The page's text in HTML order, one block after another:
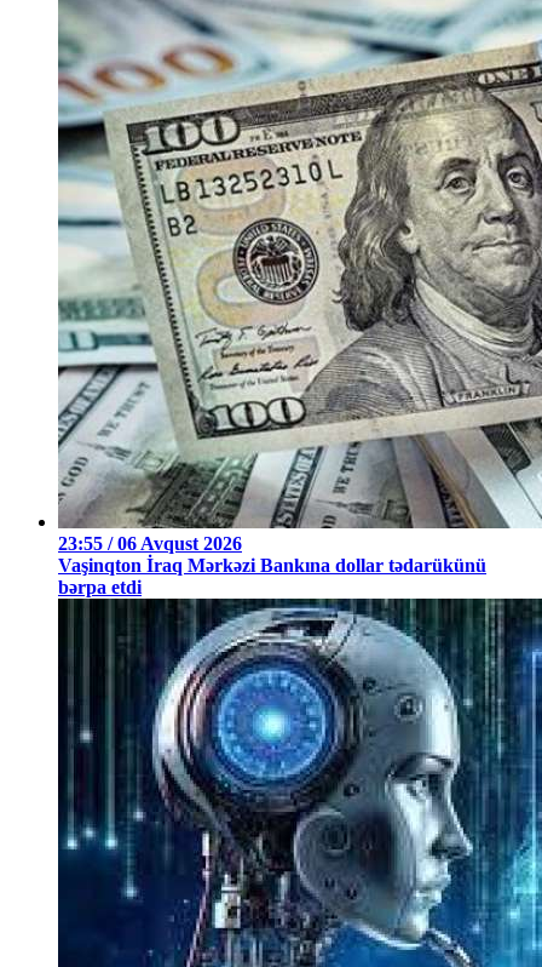
23:55 / 06 Avqust 2026
Vaşinqton İraq Mərkəzi Bankına dollar tədarükünü
bərpa etdi